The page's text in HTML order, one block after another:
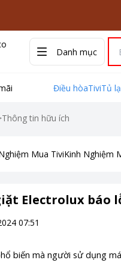
Danh mục
Điều hòaTiviTủ
Thông tin hữu ích
Mua TiviKinh Nghiệm
Electrolux báo
07:51
biến mà người sử dụng